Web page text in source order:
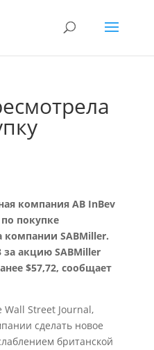
компания AB InBev
покупке
компании SABMiller.
за акцию SABMiller
$57,72, сообщает
Wall Street Journal,
сделать новое
британской